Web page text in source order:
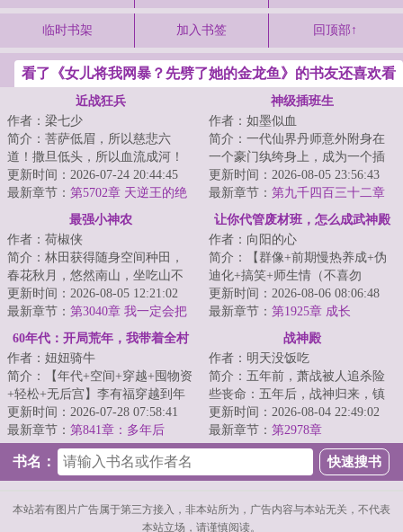
临时书架 加入书签 回顶部↑
看了《女儿将我网暴？先劈了她的金龙鱼》的书友还喜欢看
近战狂兵
作者：梁七少
简介：菩萨低眉，所以慈悲六
道！撒旦低头，所以血流成河！
以撒旦之名，专职杀戮，他要当
最强的那个男人！...
更新时间：2026-07-24 20:44:45
最新章节： 第5702章 天逆王的绝
神级插班生
作者：如墨似血
简介：一代仙界丹师意外附身在
一个豪门纨绔身上，成为一个插
班生，以一身神奇仙术，混迹于
美女丛中，在都...
更新时间：2026-08-05 23:56:43
最新章节： 第九千四百三十二章
原来如此！
最强小神农
作者：荷椒侠
简介：林田获得随身空间种田，
春花秋月，悠然南山，坐吃山不
空。他只想过好自己的小日子，
实力却不允许他...
更新时间：2026-08-05 12:21:02
最新章节： 第3040章 我一定会把
你赶出这个家
让你代管废材班，怎么成武神殿
了
作者：向阳的心
简介：【群像+前期慢热养成+伪
迪化+搞笑+师生情（不喜勿
入）】半个月撵走三个班主任。
面对有着人均混世魔...
更新时间：2026-08-06 08:06:48
最新章节： 第1925章 成长
60年代：开局荒年，我带着全村
吃肉
作者：妞妞骑牛
简介：【年代+空间+穿越+囤物资
+轻松+无后宫】李有福穿越到年
灾荒年，一个和他同名同姓的男
人身上，并且...
更新时间：2026-07-28 07:58:41
最新章节： 第841章：多年后
战神殿
作者：明天没饭吃
简介：五年前，萧战被人追杀险
些丧命：五年后，战神归来，镇
压世间一切宵小。...
更新时间：2026-08-04 22:49:02
最新章节： 第2978章
书名：
本站若有图片广告属于第三方接入，非本站所为，广告内容与本站无关，不代表
本站立场，请谨慎阅读。